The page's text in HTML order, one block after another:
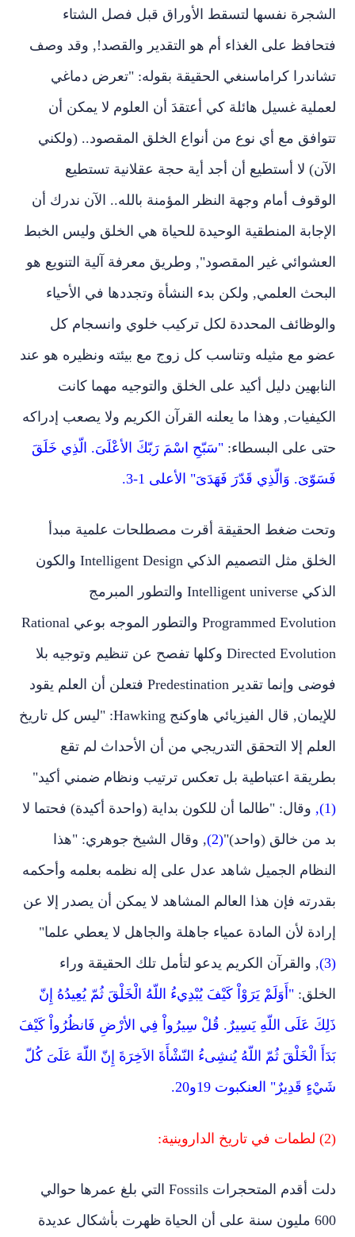
الشجرة نفسها لتسقط الأوراق قبل فصل الشتاء
فتحافظ على الغذاء أم هو التقدير والقصد!, وقد وصف
تشاندرا كراماسنغي الحقيقة بقوله: "تعرض دماغي
لعملية غسيل هائلة كي أعتقدَ أن العلوم لا يمكن أن
تتوافق مع أي نوع من أنواع الخلق المقصود.. (ولكني
الآن) لا أستطيع أن أجد أية حجة عقلانية تستطيع
الوقوف أمام وجهة النظر المؤمنة بالله.. الآن ندرك أن
الإجابة المنطقية الوحيدة للحياة هي الخلق وليس الخبط
العشوائي غير المقصود", وطريق معرفة آلية التنويع هو
البحث العلمي, ولكن بدء النشأة وتجددها في الأحياء
والوظائف المحددة لكل تركيب خلوي وانسجام كل
عضو مع مثيله وتناسب كل زوج مع بيئته ونظيره هو عند
النابهين دليل أكيد على الخلق والتوجيه مهما كانت
الكيفيات, وهذا ما يعلنه القرآن الكريم ولا يصعب إدراكه
حتى على البسطاء: "سَبّحِ اسْمَ رَبّكَ الأعْلَىَ. الّذِي خَلَقَ
فَسَوّىَ. وَالّذِي قَدّرَ فَهَدَىَ" الأعلى 1-3.
وتحت ضغط الحقيقة أقرت مصطلحات علمية مبدأ
الخلق مثل التصميم الذكي Intelligent Design والكون
الذكي Intelligent universe والتطور المبرمج
Programmed Evolution والتطور الموجه بوعي Rational
Directed Evolution وكلها تفصح عن تنظيم وتوجيه بلا
فوضى وإنما تقدير Predestination فتعلن أن العلم يقود
للإيمان, قال الفيزيائي هاوكنج Hawking: "ليس كل تاريخ
العلم إلا التحقق التدريجي من أن الأحداث لم تقع
بطريقة اعتباطية بل تعكس ترتيب ونظام ضمني أكيد"
(1),
وقال: "طالما أن للكون بداية (واحدة أكيدة) فحتما لا
بد من خالق (واحد)"(2)
, وقال الشيخ جوهري: "هذا
النظام الجميل شاهد عدل على إله نظمه بعلمه وأحكمه
بقدرته فإن هذا العالم المشاهد لا يمكن أن يصدر إلا عن
إرادة لأن المادة عمياء جاهلة والجاهل لا يعطي علما"
(3)
, والقرآن الكريم يدعو لتأمل تلك الحقيقة وراء
الخلق: "أَوَلَمْ يَرَوْاْ كَيْفَ يُبْدِيءُ اللّهُ الْخَلْقَ ثُمّ يُعِيدُهُ إِنّ
ذَلِكَ عَلَى اللّهِ يَسِيرٌ. قُلْ سِيرُواْ فِي الأرْضِ فَانظُرُواْ كَيْفَ
بَدَأَ الْخَلْقَ ثُمّ اللّهُ يُنشِىءُ النّشْأَةَ الاَخِرَةَ إِنّ اللّهَ عَلَىَ كُلّ
شَيْءٍ قَدِيرٌ" العنكبوت 19و20.
(2) لطمات في تاريخ الداروينية:
دلت أقدم المتحجرات Fossils التي بلغ عمرها حوالي
600 مليون سنة على أن الحياة ظهرت بأشكال عديدة